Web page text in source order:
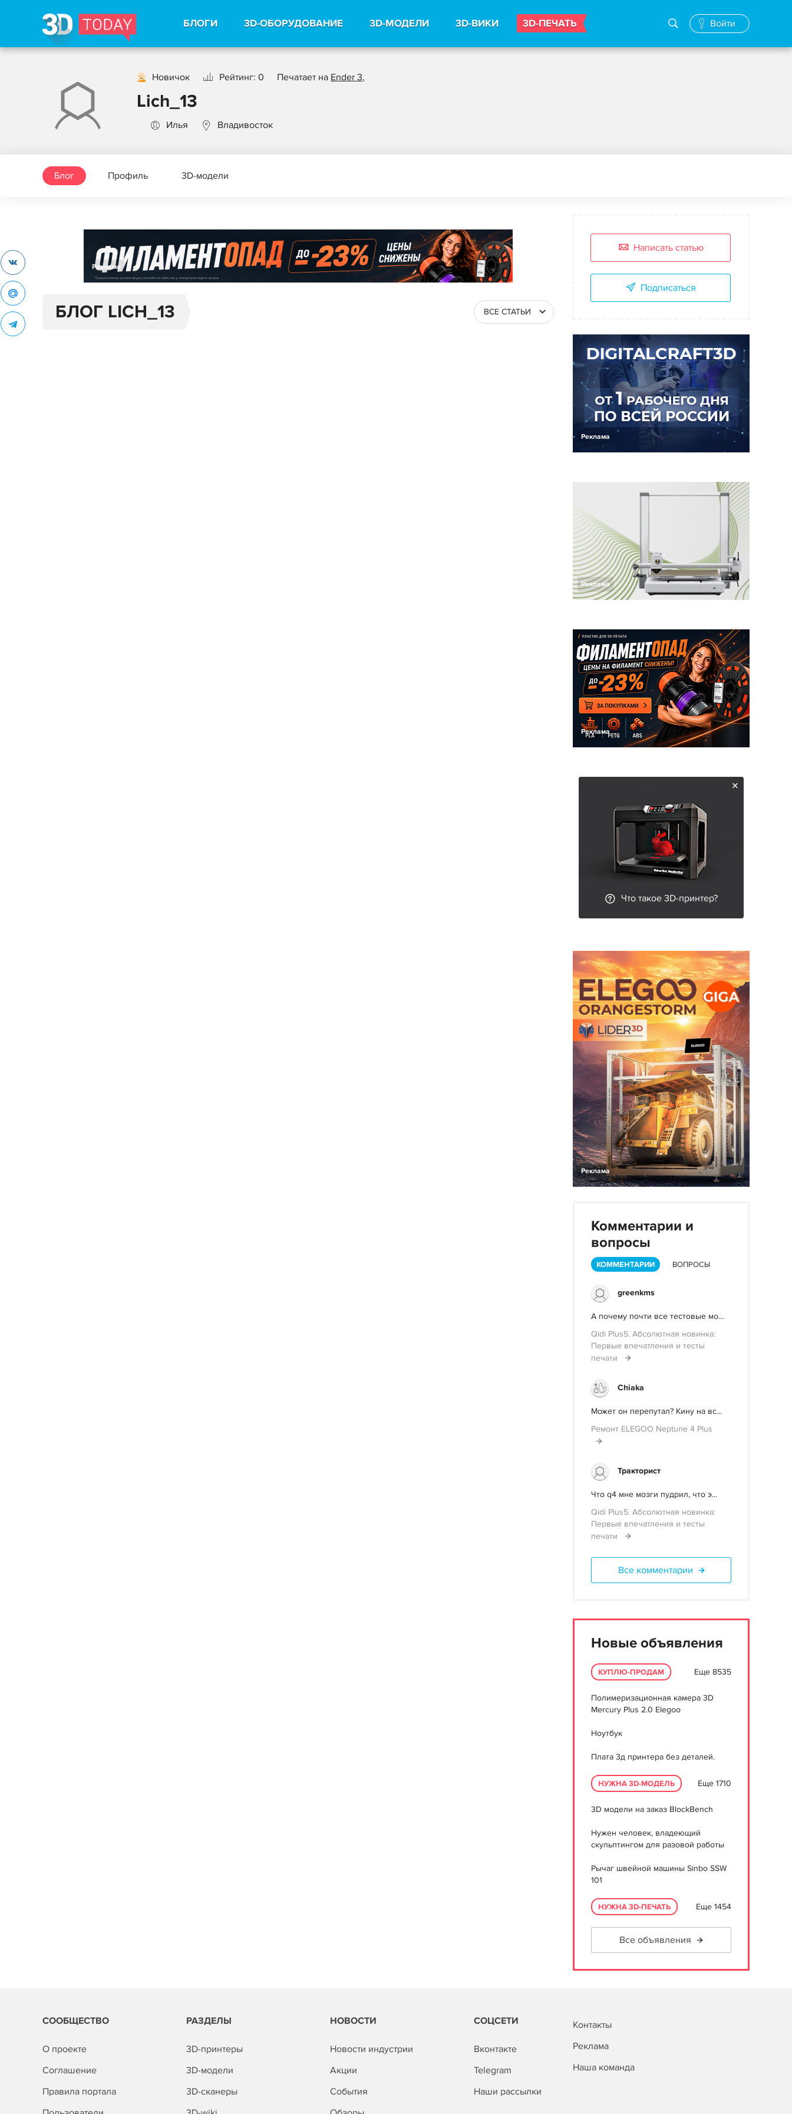
БЛОГИ 3D-ОБОРУДОВАНИЕ 3D-МОДЕЛИ 3D-ВИКИ 3D-ПЕЧАТЬ Войти
Новичок Рейтинг: 0 Печатает на Ender 3,
Lich_13
Илья Владивосток
Блог Профиль 3D-модели
Реклама
БЛОГ LICH_13 ВСЕ СТАТЬИ
Написать статью
Подписаться
Реклама
Реклама
Реклама
Что такое 3D-принтер?
Реклама
Комментарии и
вопросы
КОММЕНТАРИИ ВОПРОСЫ
greenkms
А почему почти все тестовые мо...
Qidi Plus5. Абсолютная новинка:
Первые впечатления и тесты
печати
Chiaka
Может он перепутал? Кину на вс...
Ремонт ELEGOO Neptune 4 Plus
Тракторист
Что q4 мне мозги пудрил, что э...
Qidi Plus5. Абсолютная новинка:
Первые впечатления и тесты
печати
Все комментарии
Новые объявления
КУПЛЮ-ПРОДАМ Еще 8535
Полимеризационная камера 3D
Mercury Plus 2.0 Elegoo
Ноутбук
Плата 3д принтера без деталей.
НУЖНА 3D-МОДЕЛЬ Еще 1710
3D модели на заказ BlockBench
Нужен человек, владеющий
скульптингом для разовой работы
Рычаг швейной машины Sinbo SSW
101
НУЖНА 3D-ПЕЧАТЬ Еще 1454
Все объявления
СООБЩЕСТВО
О проекте
Соглашение
Правила портала
РАЗДЕЛЫ
3D-принтеры
3D-модели
3D-сканеры
НОВОСТИ
Новости индустрии
Акции
События
СОЦСЕТИ
Вконтакте
Telegram
Наши рассылки
Контакты
Реклама
Наша команда